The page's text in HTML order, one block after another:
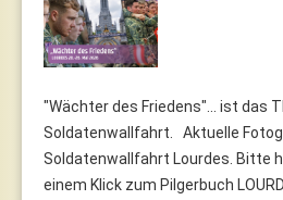
"Wächter des Friedens"... ist das
Soldatenwallfahrt. Aktuelle
Soldatenwallfahrt Lourdes. Bitte
einem Klick zum Pilgerbuch